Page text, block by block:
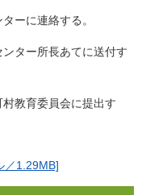
ーに連絡する。
ター所長あてに送付す
教育委員会に提出す
／1.29MB]